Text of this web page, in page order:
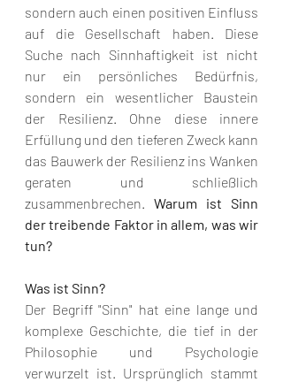
sondern auch einen positiven Einfluss
auf die Gesellschaft haben. Diese
Suche nach Sinnhaftigkeit ist nicht
nur ein persönliches Bedürfnis,
sondern ein wesentlicher Baustein
der Resilienz. Ohne diese innere
Erfüllung und den tieferen Zweck kann
das Bauwerk der Resilienz ins Wanken
geraten und schließlich
zusammenbrechen. Warum ist Sinn
der treibende Faktor in allem, was wir
tun?
Was ist Sinn?
Der Begriff "Sinn" hat eine lange und
komplexe Geschichte, die tief in der
Philosophie und Psychologie
verwurzelt ist. Ursprünglich stammt